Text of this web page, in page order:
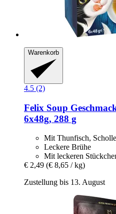
Warenkorb
4.5 (2)
Felix Soup
6x48g, 288 g
Mit Thunfisch,
Leckere Brühe
Mit leckeren
€ 2,49 (€ 8,65 / kg)
Zustellung bis 13. August